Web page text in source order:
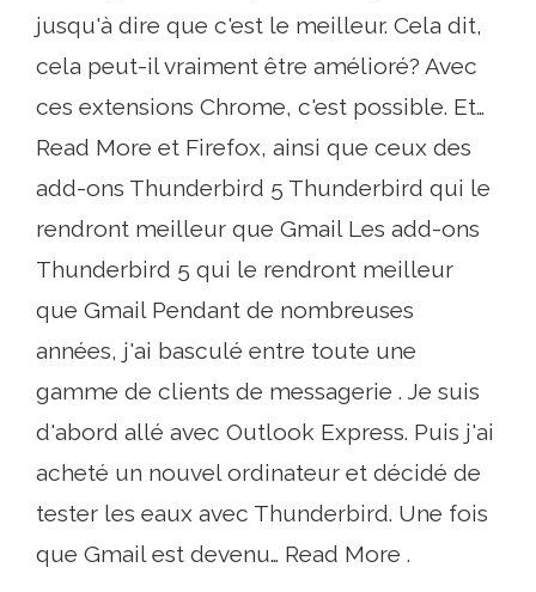
jusqu'à dire que c'est le meilleur. Cela dit,
cela peut-il vraiment être amélioré? Avec
ces extensions Chrome, c'est possible. Et…
Read More et Firefox, ainsi que ceux des
add-ons Thunderbird 5 Thunderbird qui le
rendront meilleur que Gmail Les add-ons
Thunderbird 5 qui le rendront meilleur
que Gmail Pendant de nombreuses
années, j'ai basculé entre toute une
gamme de clients de messagerie . Je suis
d'abord allé avec Outlook Express. Puis j'ai
acheté un nouvel ordinateur et décidé de
tester les eaux avec Thunderbird. Une fois
que Gmail est devenu… Read More .